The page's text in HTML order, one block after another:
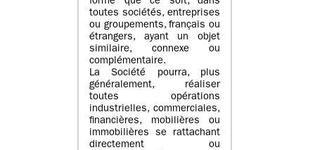
toutes sociétés, entreprises
ou groupements, français ou
étrangers, ayant un objet
similaire, connexe ou
complémentaire.
La Société pourra, plus
généralement, réaliser
toutes opérations
industrielles, commerciales,
financières, mobilières ou
immobilières se rattachant
directement ou